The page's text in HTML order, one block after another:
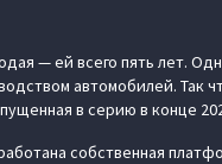
— ей всего пять лет.
автомобилей. Так
в серию в конце
собственная